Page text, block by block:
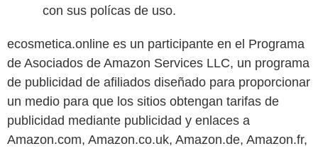
con sus polícas de uso.
ecosmetica.online es un participante en el Programa
de Asociados de Amazon Services LLC, un programa
de publicidad de afiliados diseñado para proporcionar
un medio para que los sitios obtengan tarifas de
publicidad mediante publicidad y enlaces a
Amazon.com, Amazon.co.uk, Amazon.de, Amazon.fr,